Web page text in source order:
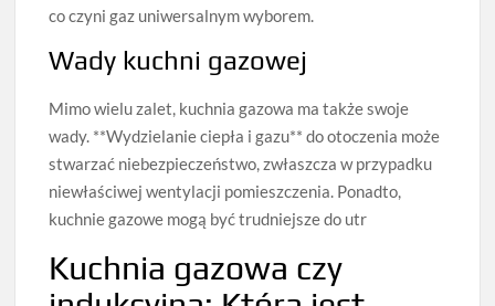
co czyni gaz uniwersalnym wyborem.
Wady kuchni gazowej
Mimo wielu zalet, kuchnia gazowa ma także swoje
wady. **Wydzielanie ciepła i gazu** do otoczenia może
stwarzać niebezpieczeństwo, zwłaszcza w przypadku
niewłaściwej wentylacji pomieszczenia. Ponadto,
kuchnie gazowe mogą być trudniejsze do utr
Kuchnia gazowa czy